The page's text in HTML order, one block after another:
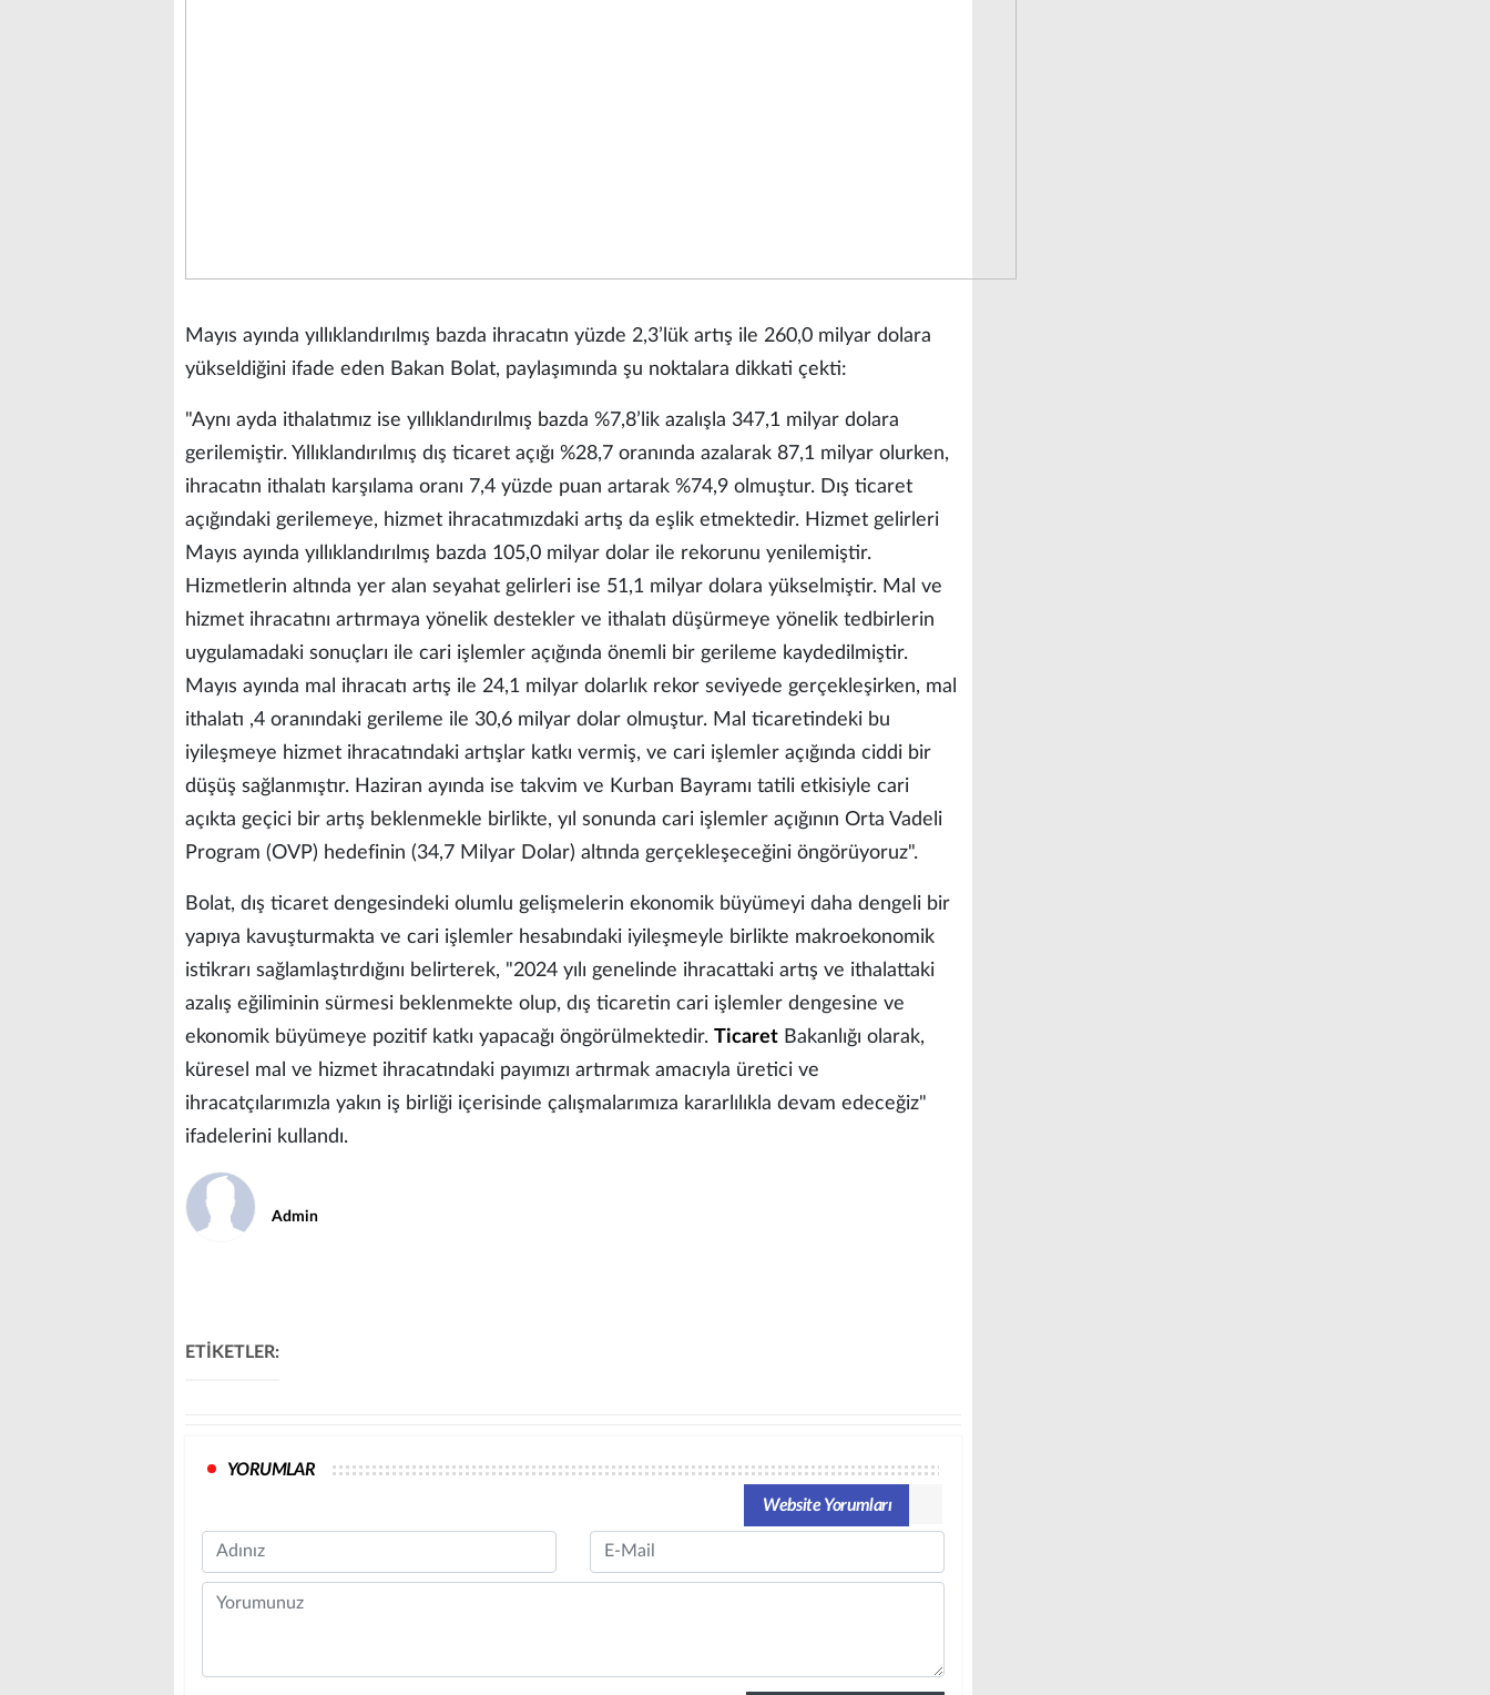
Mayıs ayında yıllıklandırılmış bazda ihracatın yüzde 2,3’lük artış ile 260,0 milyar dolara
yükseldiğini ifade eden Bakan Bolat, paylaşımında şu noktalara dikkati çekti:
"Aynı ayda ithalatımız ise yıllıklandırılmış bazda %7,8’lik azalışla 347,1 milyar dolara
gerilemiştir. Yıllıklandırılmış dış ticaret açığı %28,7 oranında azalarak 87,1 milyar olurken,
ihracatın ithalatı karşılama oranı 7,4 yüzde puan artarak %74,9 olmuştur. Dış ticaret
açığındaki gerilemeye, hizmet ihracatımızdaki artış da eşlik etmektedir. Hizmet gelirleri
Mayıs ayında yıllıklandırılmış bazda 105,0 milyar dolar ile rekorunu yenilemiştir.
Hizmetlerin altında yer alan seyahat gelirleri ise 51,1 milyar dolara yükselmiştir. Mal ve
hizmet ihracatını artırmaya yönelik destekler ve ithalatı düşürmeye yönelik tedbirlerin
uygulamadaki sonuçları ile cari işlemler açığında önemli bir gerileme kaydedilmiştir.
Mayıs ayında mal ihracatı artış ile 24,1 milyar dolarlık rekor seviyede gerçekleşirken, mal
ithalatı ,4 oranındaki gerileme ile 30,6 milyar dolar olmuştur. Mal ticaretindeki bu
iyileşmeye hizmet ihracatındaki artışlar katkı vermiş, ve cari işlemler açığında ciddi bir
düşüş sağlanmıştır. Haziran ayında ise takvim ve Kurban Bayramı tatili etkisiyle cari
açıkta geçici bir artış beklenmekle birlikte, yıl sonunda cari işlemler açığının Orta Vadeli
Program (OVP) hedefinin (34,7 Milyar Dolar) altında gerçekleşeceğini öngörüyoruz".
Bolat, dış ticaret dengesindeki olumlu gelişmelerin ekonomik büyümeyi daha dengeli bir
yapıya kavuşturmakta ve cari işlemler hesabındaki iyileşmeyle birlikte makroekonomik
istikrarı sağlamlaştırdığını belirterek, "2024 yılı genelinde ihracattaki artış ve ithalattaki
azalış eğiliminin sürmesi beklenmekte olup, dış ticaretin cari işlemler dengesine ve
ekonomik büyümeye pozitif katkı yapacağı öngörülmektedir. Ticaret Bakanlığı olarak,
küresel mal ve hizmet ihracatındaki payımızı artırmak amacıyla üretici ve
ihracatçılarımızla yakın iş birliği içerisinde çalışmalarımıza kararlılıkla devam edeceğiz"
ifadelerini kullandı.
Admin
ETİKETLER:
YORUMLAR
Website Yorumları
Name Email
Comment